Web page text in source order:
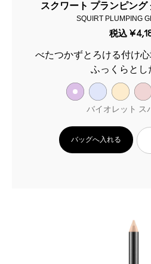
スクワート プランピング
SQUIRT PLUMPING
税込
べたつかずとろける付け心地。カラー+ケア＋
ふっくらとし
バイオレット ス
バッグへ入れる